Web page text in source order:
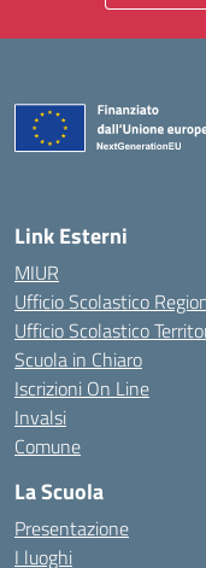
Link Esterni
MIUR
Ufficio Scolastico
Ufficio Scolastico
Scuola in Chiaro
Iscrizioni On Line
Invalsi
Comune
La Scuola
Presentazione
I luoghi